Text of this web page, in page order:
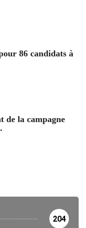
86 candidats à
de la campagne
204